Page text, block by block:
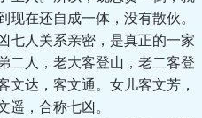
现在还自成一体，没有散伙。
人关系亲密，是真正的一家
二人，老大客登山，老二客登
文达，客文通。女儿客文芳，
遥，合称七凶。